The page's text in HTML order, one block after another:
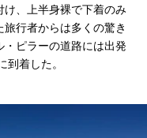
、上半身裸で下着のみ
行者からは多くの驚き
ピラーの道路には出発
着した。